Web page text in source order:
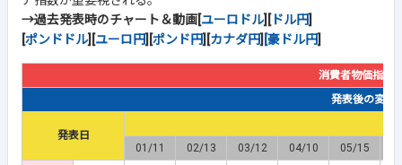
→過去発表時のチャート＆動画[ユーロドル][ ドル円]
[ポンドドル][ユーロ円][ポンド円][カナダ円] [豪ドル円]
消費者物価指数
発表後の変動
発表日
01/11
02/13 03/12 04/10 05/15